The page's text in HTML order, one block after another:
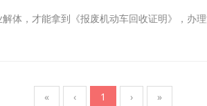
体，才能拿到《报废机动车回收证明》，办
« ‹ 1 › »